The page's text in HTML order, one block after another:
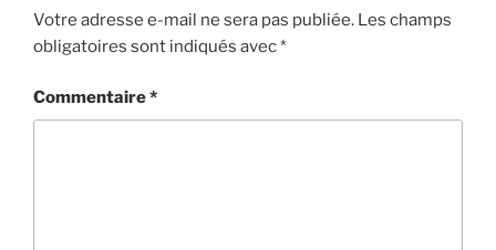
Votre adresse e-mail ne sera pas publiée. Les champs
obligatoires sont indiqués avec*
Commentaire*